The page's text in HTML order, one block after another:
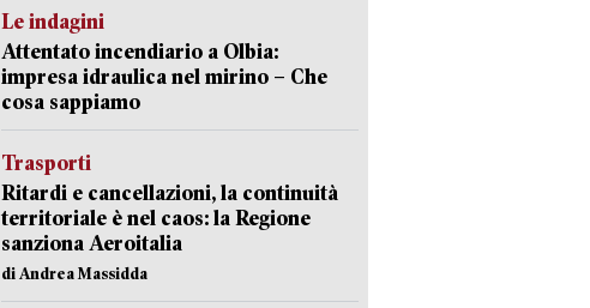
Le indagini
Attentato incendiario a Olbia:
impresa idraulica nel mirino – Che
cosa sappiamo
Trasporti
Ritardi e cancellazioni, la continuità
territoriale è nel caos: la Regione
sanziona Aeroitalia
di Andrea Massidda